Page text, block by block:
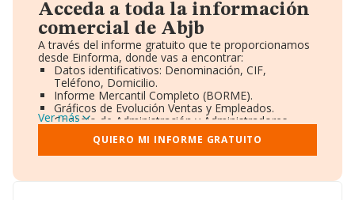
Acceda a toda la información
comercial de Abjb
A través del informe gratuito que te proporcionamos
desde Einforma, donde vas a encontrar:
Datos identificativos: Denominación, CIF,
Teléfono, Domicilio.
Informe Mercantil Completo (BORME).
Gráficos de Evolución Ventas y Empleados.
Consejo de Administración y Administradores.
Directivos y Ejecutivos.
Accionistas.
Participaciones y Vinculaciones en otras empresas.
Información oficial y registral complementaria.
Ver más
QUIERO MI INFORME GRATUITO